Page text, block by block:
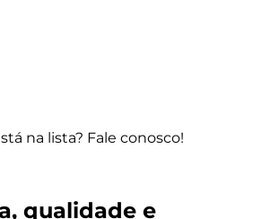
na lista? Fale conosco!
qualidade e